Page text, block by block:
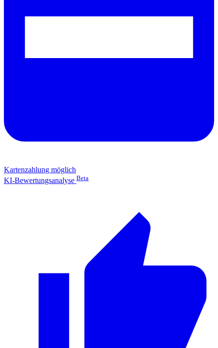
Kartenzahlung möglich
KI-Bewertungsanalyse Beta